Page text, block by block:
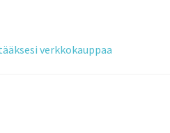
verkkokauppaa